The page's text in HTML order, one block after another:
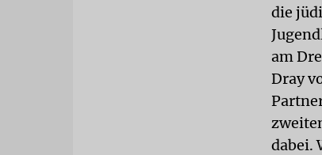
die
am
Dray
dabei.